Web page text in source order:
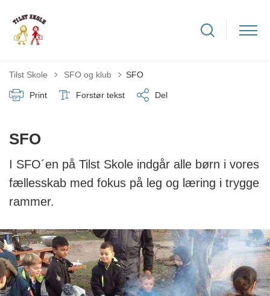
Tilst Skole Tilbage til
SFO og klub SFO
Print Forstør tekst Del
SFO
I SFO´en på Tilst Skole indgår alle børn i vores
fællesskab med fokus på leg og læring i trygge
rammer.